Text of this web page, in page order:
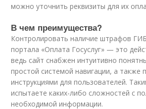
можно уточнить реквизиты для их
В чем преимущества?
Контролировать наличие штрафов
портала «Оплата Госуслуг» — это
ведь сайт снабжен интуитивно
простой системой навигации, а также
инструкциями для пользователей.
испытаете каких-либо сложностей с
необходимой информации.